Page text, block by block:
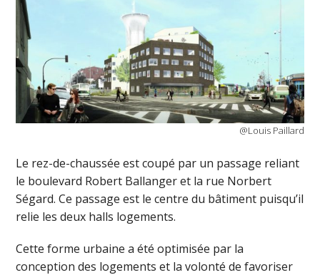
@Louis Paillard
Le rez-de-chaussée est coupé par un passage reliant
le boulevard Robert Ballanger et la rue Norbert
Ségard. Ce passage est le centre du bâtiment puisqu’il
relie les deux halls logements.
Cette forme urbaine a été optimisée par la
conception des logements et la volonté de favoriser